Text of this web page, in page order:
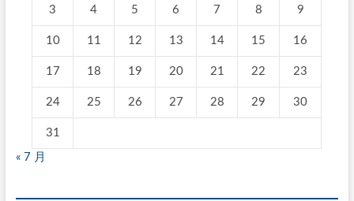
3 4 5 6 7 8 9
10 11 12 13 14 15 16
17 18 19 20 21 22 23
24 25 26 27 28 29 30
31
« 7 月